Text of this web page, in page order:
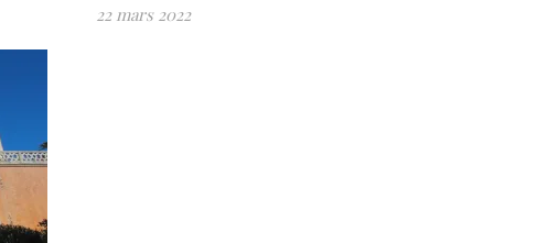
22 mars 2022